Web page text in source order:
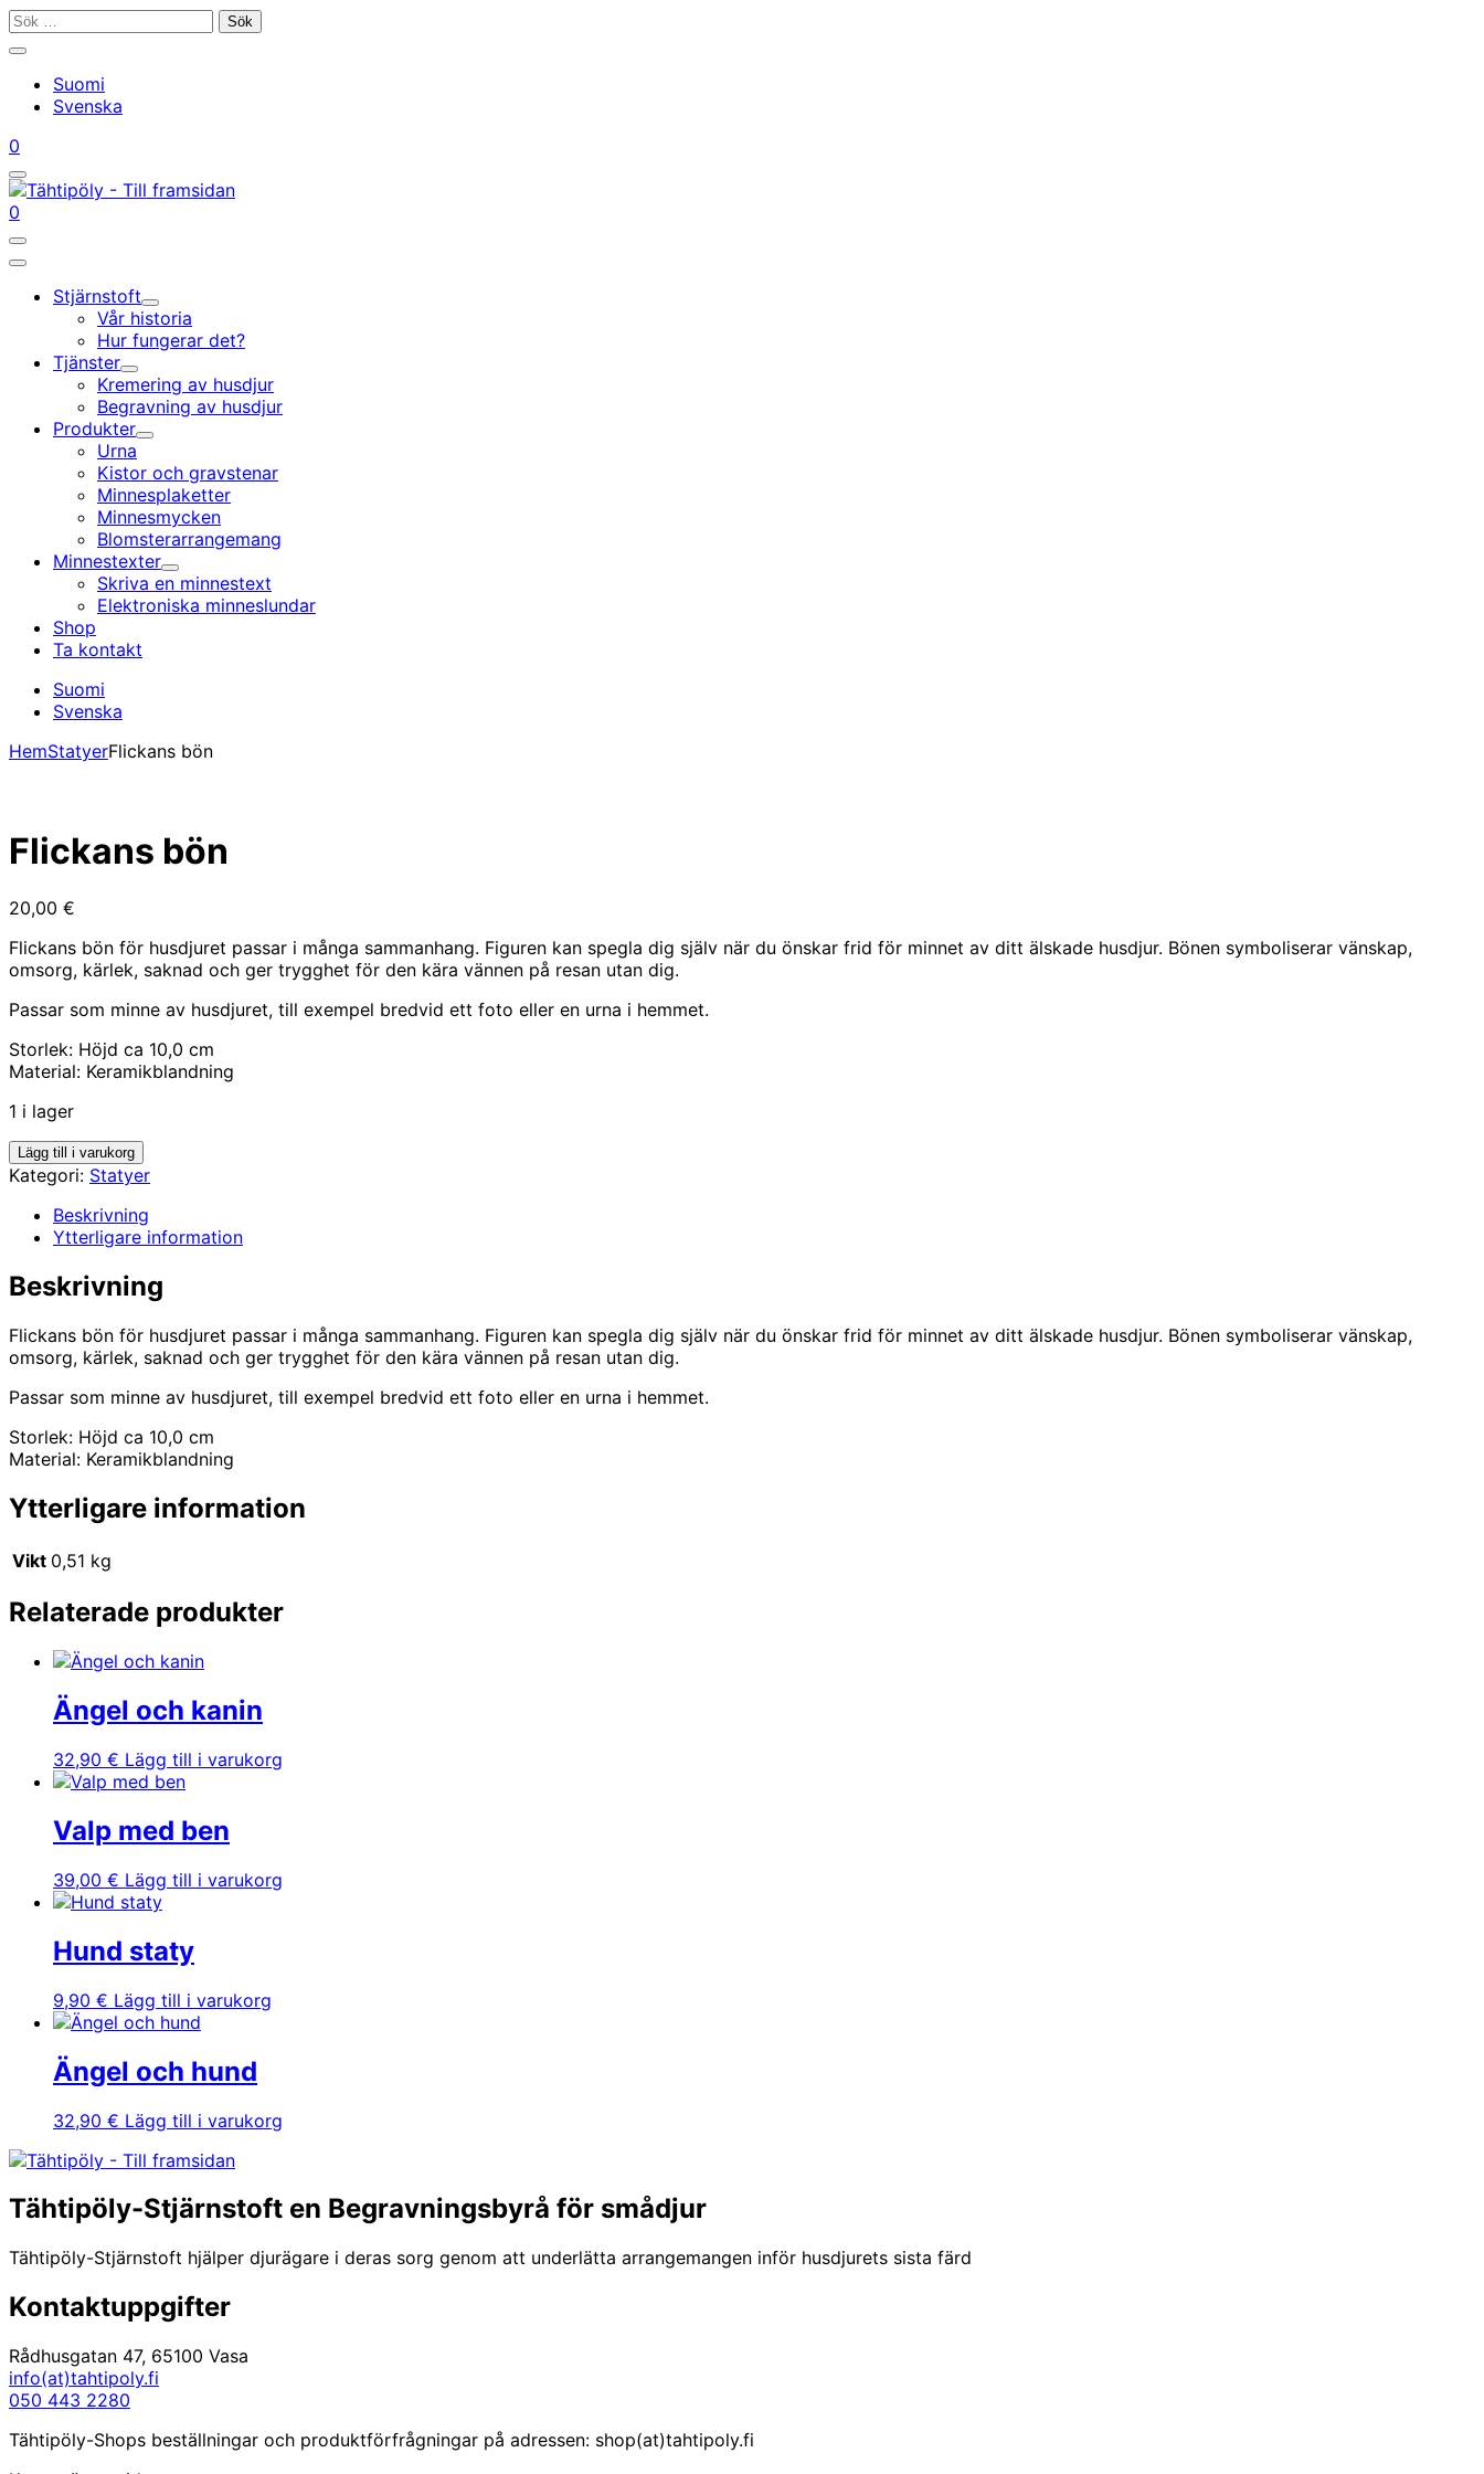
Gå
Sök
Stäng
sökfältetSuomi
Svenska
Mitt
konto
Din
vagn
0
Öppna/stäng
sökfältet
Mitt
konto
Din
vagn
0
Öppna/stäng
sökfältet
Huvudmeny
Stjärnstoft
Undermeny
Vår historia
Hur fungerar det?
Tjänster
Undermeny
Kremering av husdjur
Begravning av husdjur
Produkter
Undermeny
Urna
Kistor och gravstenar
Minnesplaketter
Minnesmycken
Blomsterarrangemang
Minnestexter
Undermeny
Skriva en minnestext
Elektroniska minnes­lundar
Shop
Ta kontakt
Suomi
Svenska
HemStatyerFlickans bön
Flickans bön
20,00 €
Flickans bön för husdjuret passar i många sammanhang. Figuren kan spegla dig själv när du önskar frid för minnet av ditt älskade husdjur. Bönen symboliserar vänskap,
omsorg, kärlek, saknad och ger trygghet för den kära vännen på resan utan dig.
Passar som minne av husdjuret, till exempel bredvid ett foto eller en urna i hemmet.
Storlek: Höjd ca 10,0 cm
Material: Keramikblandning
1 i lager
Flickans
bön
mängd
Lägg till i varukorg
Kategori: Statyer
Beskrivning
Ytterligare information
Beskrivning
Flickans bön för husdjuret passar i många sammanhang. Figuren kan spegla dig själv när du önskar frid för minnet av ditt älskade husdjur. Bönen symboliserar vänskap,
omsorg, kärlek, saknad och ger trygghet för den kära vännen på resan utan dig.
Passar som minne av husdjuret, till exempel bredvid ett foto eller en urna i hemmet.
Storlek: Höjd ca 10,0 cm
Material: Keramikblandning
Ytterligare information
Vikt 0,51 kg
Relaterade produkter
Ängel och kanin
32,90 € Lägg till i varukorg
Valp med ben
39,00 € Lägg till i varukorg
Hund staty
9,90 € Lägg till i varukorg
Ängel och hund
32,90 € Lägg till i varukorg
Tähtipöly-Stjärnstoft en Begravningsbyrå för smådjur
Tähtipöly-Stjärnstoft hjälper djurägare i deras sorg genom att underlätta arrangemangen inför husdjurets sista färd
Kontaktuppgifter
Rådhusgatan 47, 65100 Vasa
info(at)tahtipoly.fi
050 443 2280
Tähtipöly-Shops beställningar och produktförfrågningar på adressen: shop(at)tahtipoly.fi